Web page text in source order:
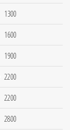
1300
1600
1900
2200
2200
2800